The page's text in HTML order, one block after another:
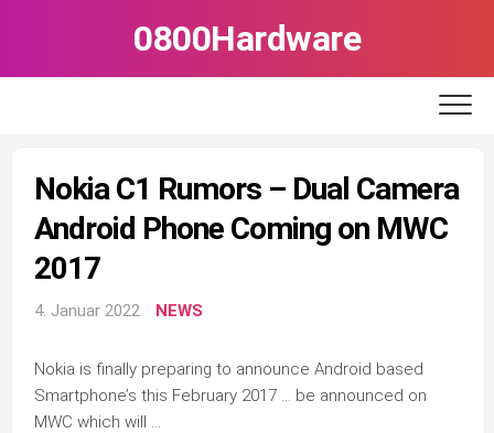
0800Hardware
Nokia C1 Rumors – Dual Camera
Android Phone Coming on MWC
2017
4. Januar 2022 NEWS
Nokia is finally preparing to announce Android based
Smartphone’s this February 2017 … be announced on
MWC which will …